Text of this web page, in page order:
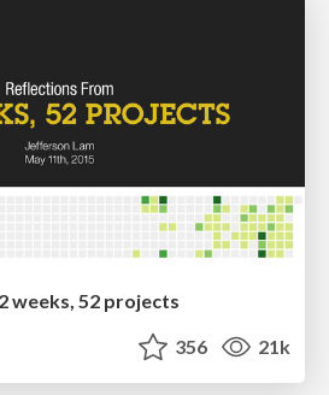
weeks, 52 projects
356 21k